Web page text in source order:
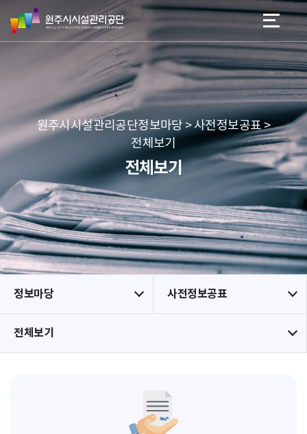
네
본문 바로가기
메뉴 바로가기
원
주
시
리
공
단
원주시시설관리공단정보마당 > 사전정보공표 >
전체보기
전체보기
정보마당 사전정보공표
전체보기